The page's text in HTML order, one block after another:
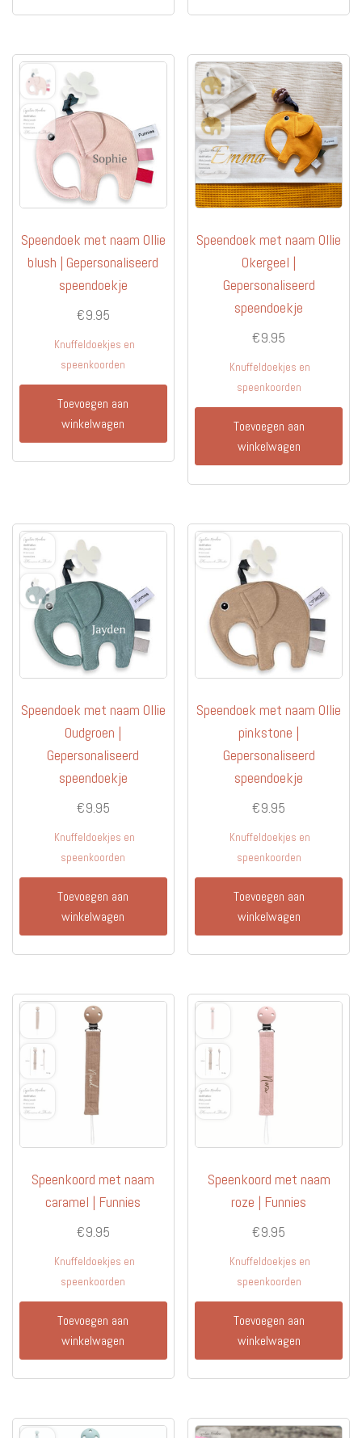
Speendoek met naam Ollie
blush | Gepersonaliseerd
speendoekje
€9.95
Knuffeldoekjes en
speenkoorden
Toevoegen aan
winkelwagen
Speendoek met naam Ollie
Okergeel |
Gepersonaliseerd
speendoekje
€9.95
Knuffeldoekjes en
speenkoorden
Toevoegen aan
winkelwagen
Speendoek met naam Ollie
Oudgroen |
Gepersonaliseerd
speendoekje
€9.95
Knuffeldoekjes en
speenkoorden
Toevoegen aan
winkelwagen
Speendoek met naam Ollie
pinkstone |
Gepersonaliseerd
speendoekje
€9.95
Knuffeldoekjes en
speenkoorden
Toevoegen aan
winkelwagen
Speenkoord met naam
caramel | Funnies
€9.95
Knuffeldoekjes en
speenkoorden
Toevoegen aan
winkelwagen
Speenkoord met naam
roze | Funnies
€9.95
Knuffeldoekjes en
speenkoorden
Toevoegen aan
winkelwagen